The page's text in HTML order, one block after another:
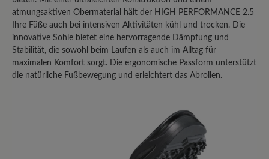
Produkt mit anderen Kunden.
Schreiben Sie eine Bewertung
atmungsaktiven Obermaterial hält der HIGH PERFORMANCE 2.5
Ihre Füße auch bei intensiven Aktivitäten kühl und trocken. Die
innovative Sohle bietet eine hervorragende Dämpfung und
Stabilität, die sowohl beim Laufen als auch im Alltag für
maximalen Komfort sorgt. Die ergonomische Passform unterstützt
die natürliche Fußbewegung und erleichtert das Abrollen.